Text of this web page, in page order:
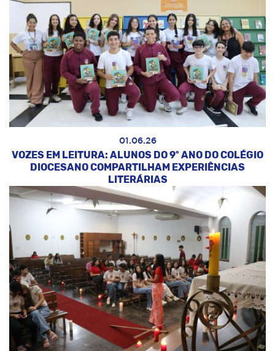
01.06.26
VOZES EM LEITURA: ALUNOS DO 9º ANO DO COLÉGIO
DIOCESANO COMPARTILHAM EXPERIÊNCIAS
LITERÁRIAS